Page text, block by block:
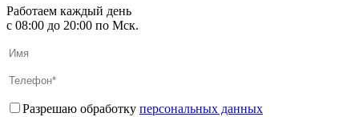
Работаем каждый день
с 08:00 до 20:00 по Мск.
Разрешаю обработку персональных данных